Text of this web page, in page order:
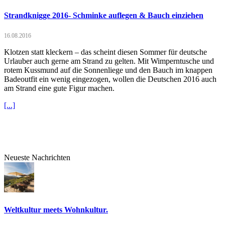
Strandknigge 2016- Schminke auflegen & Bauch einziehen
16.08.2016
Klotzen statt kleckern – das scheint diesen Sommer für deutsche
Urlauber auch gerne am Strand zu gelten. Mit Wimperntusche und
rotem Kussmund auf die Sonnenliege und den Bauch im knappen
Badeoutfit ein wenig eingezogen, wollen die Deutschen 2016 auch
am Strand eine gute Figur machen.
[...]
Neueste Nachrichten
Weltkultur meets Wohnkultur.